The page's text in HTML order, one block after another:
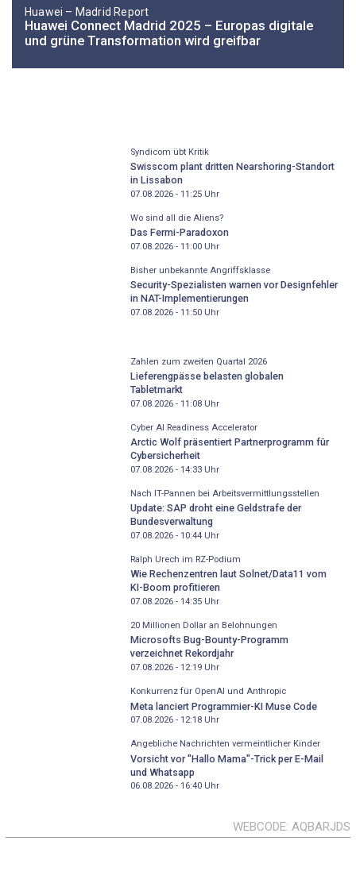
Huawei – Madrid Report
Huawei Connect Madrid 2025 – Europas digitale
und grüne Transformation wird greifbar
Syndicom übt Kritik
Swisscom plant dritten Nearshoring-Standort
in Lissabon
07.08.2026 - 11:25Uhr
Wo sind all die Aliens?
Das Fermi-Paradoxon
07.08.2026 - 11:00Uhr
Bisher unbekannte Angriffsklasse
Security-Spezialisten warnen vor Designfehler
in NAT-Implementierungen
07.08.2026 - 11:50Uhr
Zahlen zum zweiten Quartal 2026
Lieferengpässe belasten globalen
Tabletmarkt
07.08.2026 - 11:08Uhr
Cyber AI Readiness Accelerator
Arctic Wolf präsentiert Partnerprogramm für
Cybersicherheit
07.08.2026 - 14:33Uhr
Nach IT-Pannen bei Arbeitsvermittlungsstellen
Update: SAP droht eine Geldstrafe der
Bundesverwaltung
07.08.2026 - 10:44Uhr
Ralph Urech im RZ-Podium
Wie Rechenzentren laut Solnet/Data11 vom
KI-Boom profitieren
07.08.2026 - 14:35Uhr
20 Millionen Dollar an Belohnungen
Microsofts Bug-Bounty-Programm
verzeichnet Rekordjahr
07.08.2026 - 12:19Uhr
Konkurrenz für OpenAI und Anthropic
Meta lanciert Programmier-KI Muse Code
07.08.2026 - 12:18Uhr
Angebliche Nachrichten vermeintlicher Kinder
Vorsicht vor "Hallo Mama"-Trick per E-Mail
und Whatsapp
06.08.2026 - 16:40Uhr
WEBCODE AQBARJDS